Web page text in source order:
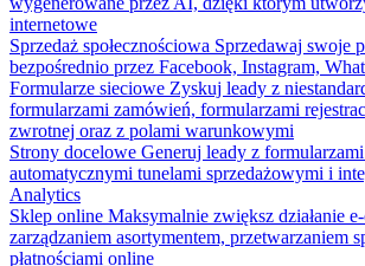
internetowe
Sprzedaż społecznościowa Sprzedawaj swoje
bezpośrednio przez Facebook, Instagram,
Formularze sieciowe Zyskuj leady z
formularzami zamówień, formularzami
zwrotnej oraz z polami warunkowymi
Strony docelowe Generuj leady z
automatycznymi tunelami sprzedażowymi i
Analytics
Sklep online Maksymalnie zwiększ działanie
zarządzaniem asortymentem, przetwarzaniem
płatnościami online